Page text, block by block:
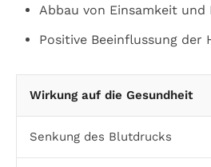
Abbau von Einsamkeit
Positive Beeinflussung der
Wirkung auf die Gesundheit
Senkung des Blutdrucks